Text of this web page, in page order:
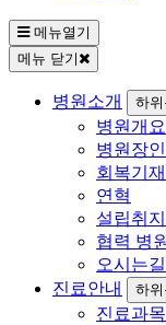
메뉴열기
메뉴 닫기
병원소개 하
병원개요
병원장
회복기
연혁
설립취지
협력 병
오시는길
진료안내
하
진료과